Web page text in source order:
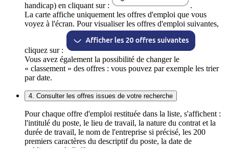
handicap) en cliquant sur :
.
La carte affiche uniquement les offres d'emploi que vous
voyez à l'écran. Pour visualiser les offres d'emploi suivantes,
cliquez sur :
Vous avez également la possibilité de changer le
« classement » des offres : vous pouvez par exemple les trier
par date.
4. Consulter les offres issues de votre recherche
Pour chaque offre d'emploi restituée dans la liste, s'affichent :
l'intitulé du poste, le lieu de travail, la nature du contrat et la
durée de travail, le nom de l'entreprise si précisé, les 200
premiers caractères du descriptif du poste, la date de